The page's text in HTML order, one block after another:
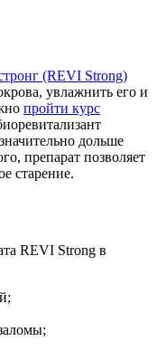
увлажнить его и
пройти курс
дольше
препарат позволяет
старение.
REVI Strong в